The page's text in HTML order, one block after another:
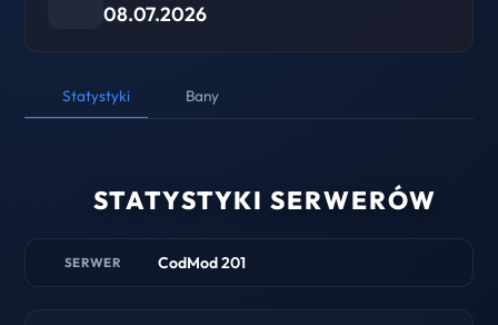
08.07.2026
Statystyki Bany
STATYSTYKI SERWERÓW
SERWER CodMod 201